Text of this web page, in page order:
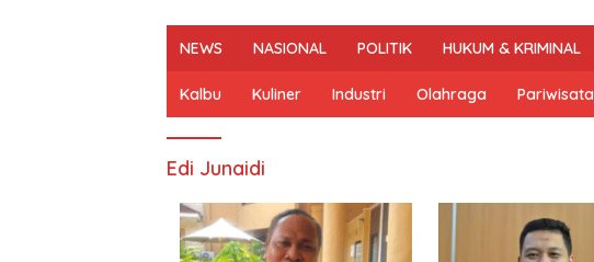
NEWS NASIONAL POLITIK HUKUM & KRIMINAL
Kalbu Kuliner Industri Olahraga Pariwisata
Edi Junaidi